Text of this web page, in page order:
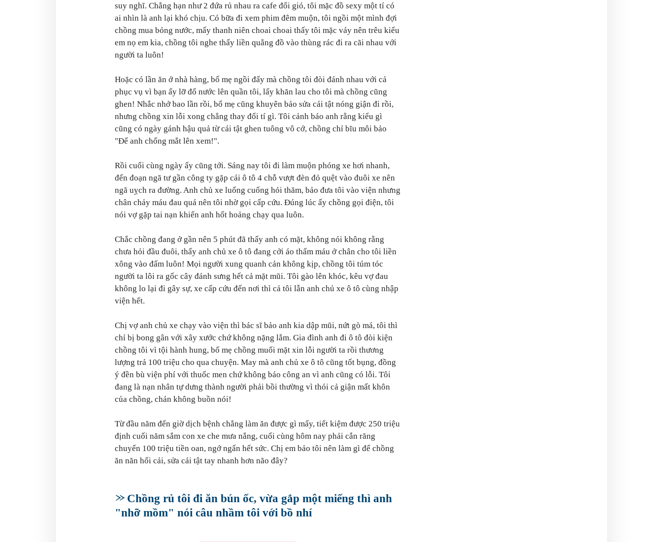
suy nghĩ. Chẳng hạn như 2 đứa rủ nhau ra cafe đổi gió, tôi mặc đồ sexy một tí có
ai nhìn là anh lại khó chịu. Có bữa đi xem phim đêm muộn, tôi ngồi một mình đợi
chồng mua bỏng nước, mấy thanh niên choai choai thấy tôi mặc váy nên trêu kiểu
em nọ em kia, chồng tôi nghe thấy liền quẳng đồ vào thùng rác đi ra cãi nhau với
người ta luôn!
Hoặc có lần ăn ở nhà hàng, bố mẹ ngồi đấy mà chồng tôi đòi đánh nhau với cả
phục vụ vì bạn ấy lỡ đổ nước lên quần tôi, lấy khăn lau cho tôi mà chồng cũng
ghen! Nhắc nhở bao lần rồi, bố mẹ cũng khuyên bảo sửa cái tật nóng giận đi rồi,
nhưng chồng xin lỗi xong chẳng thay đổi tí gì. Tôi cảnh báo anh rằng kiểu gì
cũng có ngày gánh hậu quả từ cái tật ghen tuông vô cớ, chồng chỉ bĩu môi bảo
"Để anh chống mắt lên xem!".
Rồi cuối cùng ngày ấy cũng tới. Sáng nay tôi đi làm muộn phóng xe hơi nhanh,
đến đoạn ngã tư gần công ty gặp cái ô tô 4 chỗ vượt đèn đỏ quệt vào đuôi xe nên
ngã uỵch ra đường. Anh chủ xe luống cuống hỏi thăm, bảo đưa tôi vào viện nhưng
chân chảy máu đau quá nên tôi nhờ gọi cấp cứu. Đúng lúc ấy chồng gọi điện, tôi
nói vợ gặp tai nạn khiến anh hốt hoảng chạy qua luôn.
Chắc chồng đang ở gần nên 5 phút đã thấy anh có mặt, không nói không rằng
chưa hỏi đầu đuôi, thấy anh chủ xe ô tô đang cởi áo thấm máu ở chân cho tôi liền
xông vào đấm luôn! Mọi người xung quanh cản không kịp, chồng tôi túm tóc
người ta lôi ra gốc cây đánh sưng hết cả mặt mũi. Tôi gào lên khóc, kêu vợ đau
không lo lại đi gây sự, xe cấp cứu đến nơi thì cả tôi lẫn anh chủ xe ô tô cùng nhập
viện hết.
Chị vợ anh chủ xe chạy vào viện thì bác sĩ bảo anh kia dập mũi, nứt gò má, tôi thì
chỉ bị bong gân với xây xước chứ không nặng lắm. Gia đình anh đi ô tô đòi kiện
chồng tôi vì tội hành hung, bố mẹ chồng muối mặt xin lỗi người ta rồi thương
lượng trả 100 triệu cho qua chuyện. May mà anh chủ xe ô tô cũng tốt bụng, đồng
ý đền bù viện phí với thuốc men chứ không báo công an vì anh cũng có lỗi. Tôi
đang là nạn nhân tự dưng thành người phải bồi thường vì thói cả giận mất khôn
của chồng, chán không buồn nói!
Từ đầu năm đến giờ dịch bệnh chẳng làm ăn được gì mấy, tiết kiệm được 250 triệu
định cuối năm sắm con xe che mưa nắng, cuối cùng hôm nay phải cắn răng
chuyển 100 triệu tiền oan, ngớ ngẩn hết sức. Chị em bảo tôi nên làm gì để chồng
ăn năn hối cải, sửa cái tật tay nhanh hơn não đây?
Chồng rủ tôi đi ăn bún ốc, vừa gắp một miếng thì anh
"nhỡ mồm" nói câu nhầm tôi với bồ nhí